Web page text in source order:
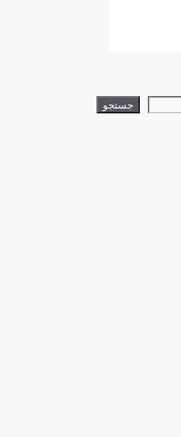
جستجو